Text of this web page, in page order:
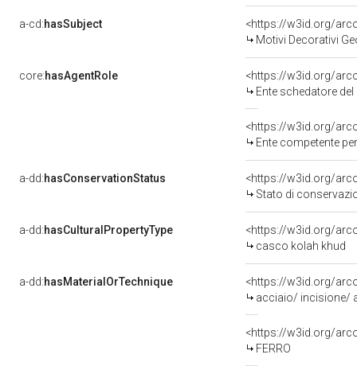
a-cd:hasSubject
<https://w3id.org/
Motivi Decorativi
core:hasAgentRole
<https://w3id.org/
Ente schedatore del
<https://w3id.org/
Ente competente per tutela del
a-dd:hasConservationStatus
<https://w3id.org/
Stato di
a-dd:hasCulturalPropertyType
<https://w3id.org/
casco kolah khud
a-dd:hasMaterialOrTechnique
<https://w3id.org/
acciaio/ incisione/
<https://w3id.org/
FERRO